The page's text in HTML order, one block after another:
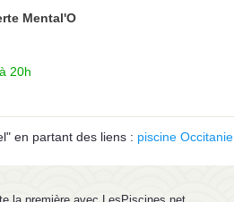
Mental'O
20h
en partant des liens : piscine Occitanie